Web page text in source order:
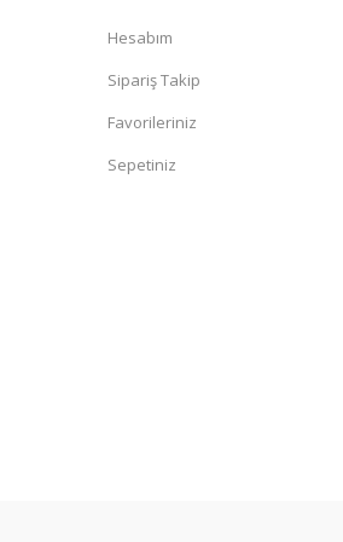
Hesabım
Sipariş Takip
Favorileriniz
Sepetiniz